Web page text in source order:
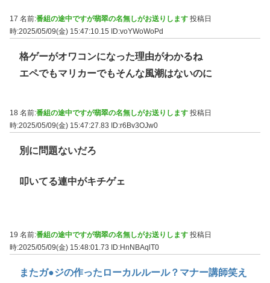
17 名前:番組の途中ですが翡翠の名無しがお送りします 投稿日
時:2025/05/09(金) 15:47:10.15 ID:voYWoWoPd
格ゲーがオワコンになった理由がわかるね
エペでもマリカーでもそんな風潮はないのに
18 名前:番組の途中ですが翡翠の名無しがお送りします 投稿日
時:2025/05/09(金) 15:47:27.83
ID:r6Bv3OJw0
別に問題ないだろ
叩いてる連中がキチゲェ
19 名前:番組の途中ですが翡翠の名無しがお送りします 投稿日
時:2025/05/09(金) 15:48:01.73 ID:HnNBAqlT0
またガ●ジの作ったローカルルール？マナー講師笑え